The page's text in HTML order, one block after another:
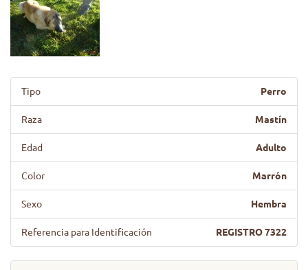
Tipo Perro
Raza Mastín
Edad Adulto
Color Marrón
Sexo Hembra
Referencia para Identificación REGISTRO 7322